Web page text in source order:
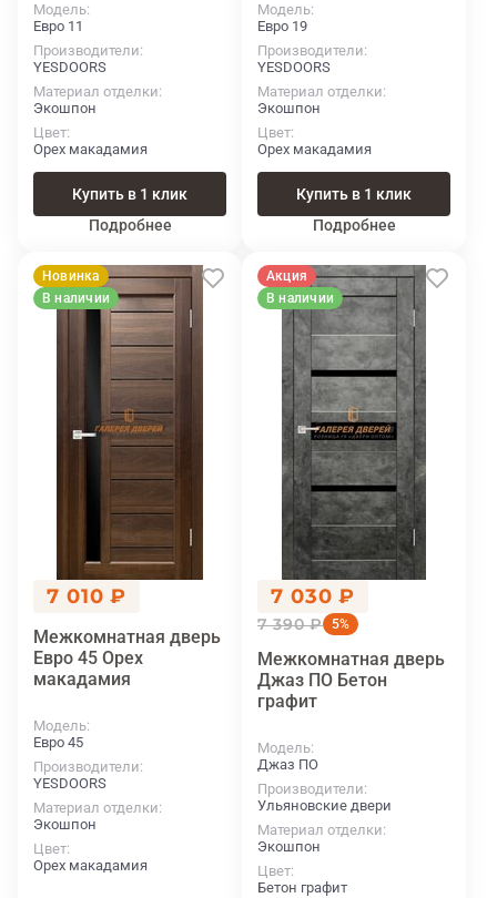
Модель
Евро 11
Производители
YESDOORS
Материал отделки
Экошпон
Цвет
Орех макадамия
Купить в 1 клик
Подробнее
Модель
Евро 19
Производители
YESDOORS
Материал отделки
Экошпон
Цвет
Орех макадамия
Купить в 1 клик
Подробнее
Новинка
В наличии
7 010 ₽
Межкомнатная дверь
Евро 45 Орех
макадамия
Модель
Евро 45
Производители
YESDOORS
Материал отделки
Экошпон
Цвет
Орех макадамия
Акция
В наличии
7 030 ₽
7 390 ₽ 5%
Межкомнатная дверь
Джаз ПО Бетон
графит
Модель
Джаз ПО
Производители
Ульяновские двери
Материал отделки
Экошпон
Цвет
Бетон графит